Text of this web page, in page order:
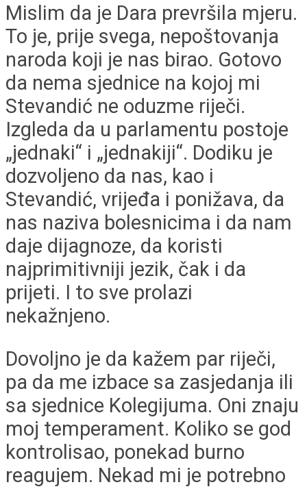
Mislim da je Dara prevršila mjeru.
To je, prije svega, nepoštovanja
naroda koji je nas birao. Gotovo
da nema sjednice na kojoj mi
Stevandić ne oduzme riječi.
Izgleda da u parlamentu postoje
„jednaki“ i „jednakiji“. Dodiku je
dozvoljeno da nas, kao i
Stevandić, vrijeđa i ponižava, da
nas naziva bolesnicima i da nam
daje dijagnoze, da koristi
najprimitivniji jezik, čak i da
prijeti. I to sve prolazi
nekažnjeno.
Dovoljno je da kažem par riječi,
pa da me izbace sa zasjedanja ili
sa sjednice Kolegijuma. Oni znaju
moj temperament. Koliko se god
kontrolisao, ponekad burno
reagujem. Nekad mi je potrebno